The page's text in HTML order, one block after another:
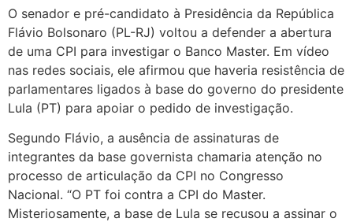
O senador e pré-candidato à Presidência da República
Flávio Bolsonaro (PL-RJ) voltou a defender a abertura
de uma CPI para investigar o Banco Master. Em vídeo
nas redes sociais, ele afirmou que haveria resistência de
parlamentares ligados à base do governo do presidente
Lula (PT) para apoiar o pedido de investigação.
Segundo Flávio, a ausência de assinaturas de
integrantes da base governista chamaria atenção no
processo de articulação da CPI no Congresso
Nacional. “O PT foi contra a CPI do Master.
Misteriosamente, a base de Lula se recusou a assinar o